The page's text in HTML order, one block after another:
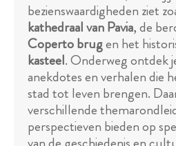
bezienswaardigheden ziet
kathedraal van Pavia, de
Coperto brugen het
kasteel. Onderweg ontdek
anekdotes en verhalen die
stad tot leven brengen.
verschillende
perspectieven bieden op